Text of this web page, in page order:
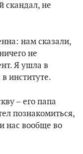
скандал, не
нам сказали,
не
Я ушла в
институте.
– его папа
познакомиться,
нас вообще во